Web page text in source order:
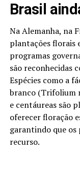
Brasil
Na Alemanha, na
plantações florais
programas
são reconhecidas
Espécies como a
branco (Trifolium
e centáureas são
oferecer floração
garantindo que os
recurso.